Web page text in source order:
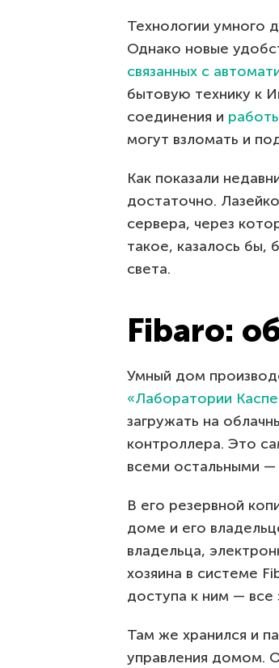
Технологии умного
Однако новые
связанных с
бытовую технику к
соединения и
могут взломать и
Как показали
достаточно.
сервера, через
такое, казалось бы,
света.
Fibaro:
Умный дом
«Лаборатории
загружать на
контроллера. Это
всеми остальными
В его резервной
доме и его
владельца,
хозяина в системе
доступа к ним —
Там же хранился и
управления домом.